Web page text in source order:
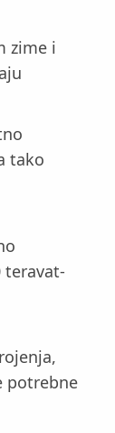
zime i
tako
teravat-
potrebne